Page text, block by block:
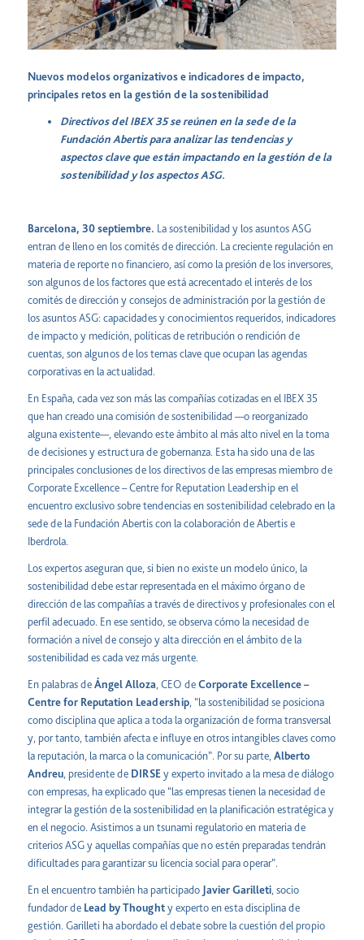
Nuevos modelos organizativos e indicadores de impacto,
principales retos en la gestión de la sostenibilidad
Directivos del IBEX 35 se reúnen en la sede de la
Fundación Abertis para analizar las tendencias y
aspectos clave que están impactando en la gestión de la
sostenibilidad y los aspectos ASG.
Barcelona, 30 septiembre. La sostenibilidad y los asuntos ASG
entran de lleno en los comités de dirección. La creciente regulación en
materia de reporte no financiero, así como la presión de los inversores,
son algunos de los factores que está acrecentado el interés de los
comités de dirección y consejos de administración por la gestión de
los asuntos ASG: capacidades y conocimientos requeridos, indicadores
de impacto y medición, políticas de retribución o rendición de
cuentas, son algunos de los temas clave que ocupan las agendas
corporativas en la actualidad.
En España, cada vez son más las compañías cotizadas en el IBEX 35
que han creado una comisión de sostenibilidad —o reorganizado
alguna existente—, elevando este ámbito al más alto nivel en la toma
de decisiones y estructura de gobernanza. Esta ha sido una de las
principales conclusiones de los directivos de las empresas miembro de
Corporate Excellence – Centre for Reputation Leadership en el
encuentro exclusivo sobre tendencias en sostenibilidad celebrado en la
sede de la Fundación Abertis con la colaboración de Abertis e
Iberdrola.
Los expertos aseguran que, si bien no existe un modelo único, la
sostenibilidad debe estar representada en el máximo órgano de
dirección de las compañías a través de directivos y profesionales con el
perfil adecuado. En ese sentido, se observa cómo la necesidad de
formación a nivel de consejo y alta dirección en el ámbito de la
sostenibilidad es cada vez más urgente.
En palabras deÁngel Alloza, CEO deCorporate Excellence –
Centre for Reputation Leadership, “la sostenibilidad se posiciona
como disciplina que aplica a toda la organización de forma transversal
y, por tanto, también afecta e influye en otros intangibles claves como
la reputación, la marca o la comunicación”. Por su parte,Alberto
Andreu, presidente de DIRSE y experto invitado a la mesa de diálogo
con empresas, ha explicado que “las empresas tienen la necesidad de
integrar la gestión de la sostenibilidad en la planificación estratégica y
en el negocio. Asistimos a un tsunami regulatorio en materia de
criterios ASG y aquellas compañías que no estén preparadas tendrán
dificultades para garantizar su licencia social para operar”.
En el encuentro también ha participado Javier Garilleti, socio
fundador de Lead by Thoughty experto en esta disciplina de
gestión. Garilleti ha abordado el debate sobre la cuestión del propio